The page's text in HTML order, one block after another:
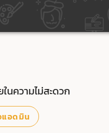
ความไม่สะดวก
อดมิน